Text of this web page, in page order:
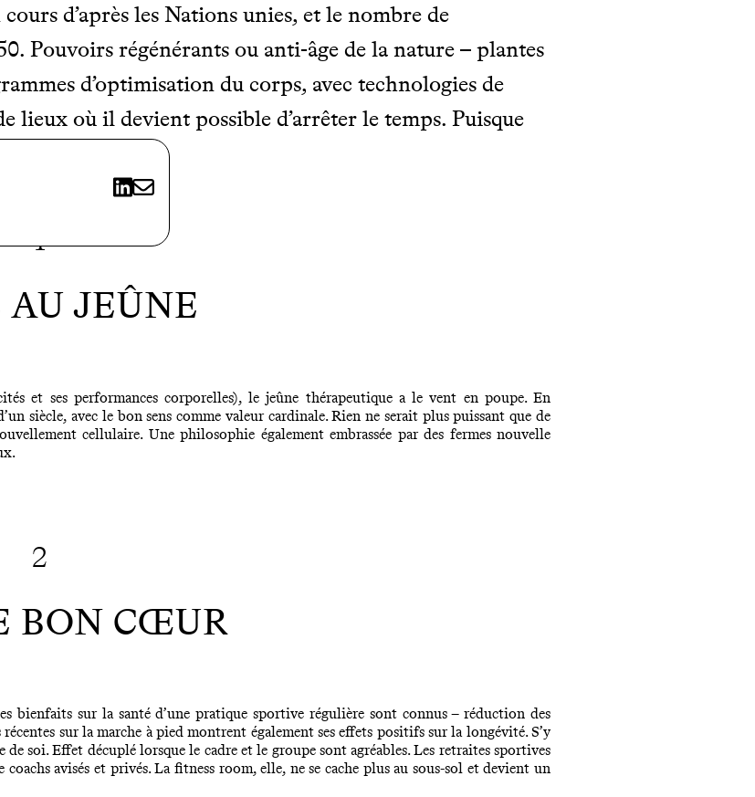
X LinkedIn
E-mail
d’après les Nations unies, et le nombre de
Pouvoirs régénérants ou anti-âge de la nature – plantes
d’optimisation du corps, avec technologies de
lieux où il devient possible d’arrêter le temps. Puisque
1
AU JEÛNE
et ses performances corporelles), le jeûne thérapeutique a le vent en poupe. En
siècle, avec le bon sens comme valeur cardinale. Rien ne serait plus puissant que de
cellulaire. Une philosophie également embrassée par des fermes nouvelle
2
BON CŒUR
bienfaits sur la santé d’une pratique sportive régulière sont connus – réduction des
sur la marche à pied montrent également ses effets positifs sur la longévité. S’y
soi. Effet décuplé lorsque le cadre et le groupe sont agréables. Les retraites sportives
avisés et privés. La fitness room, elle, ne se cache plus au sous-sol et devient un